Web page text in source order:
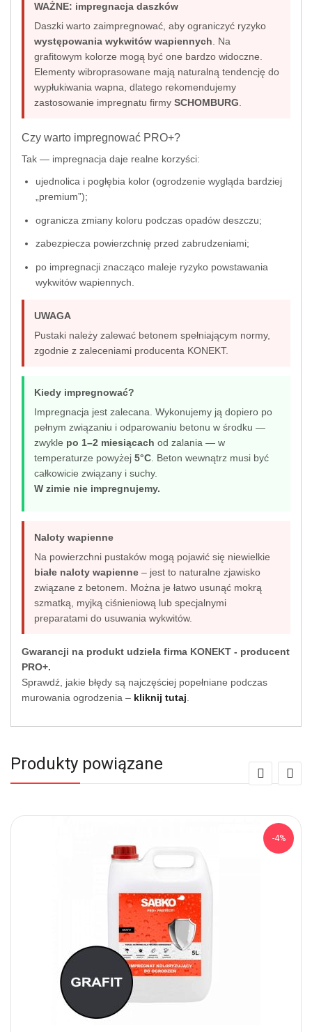
WAŻNE: impregnacja daszków
Daszki warto zaimpregnować, aby ograniczyć ryzyko
występowania wykwitów wapiennych . Na
grafitowym kolorze mogą być one bardzo widoczne.
Elementy wibroprasowane mają naturalną tendencję do
wypłukiwania wapna, dlatego rekomendujemy
zastosowanie impregnatu firmy SCHOMBURG
Czy warto impregnować PRO+?
Tak — impregnacja daje realne korzyści:
ujednolica i pogłębia kolor (ogrodzenie wygląda bardziej
„premium”);
ogranicza zmiany koloru podczas opadów deszczu;
zabezpiecza powierzchnię przed zabrudzeniami;
po impregnacji znacząco maleje ryzyko powstawania
wykwitów wapiennych.
UWAGA
Pustaki należy zalewać betonem spełniającym normy,
zgodnie z zaleceniami producenta KONEKT.
Kiedy impregnować?
Impregnacja jest zalecana. Wykonujemy ją dopiero po
pełnym związaniu i odparowaniu betonu w środku —
zwykle po 1–2 miesiącach od zalania — w
temperaturze powyżej 5°C . Beton wewnątrz musi być
całkowicie związany i suchy.
W zimie nie impregnujemy.
Naloty wapienne
Na powierzchni pustaków mogą pojawić się niewielkie
białe naloty wapienne – jest to naturalne zjawisko
związane z betonem. Można je łatwo usunąć mokrą
szmatką, myjką ciśnieniową lub specjalnymi
preparatami do usuwania wykwitów.
Gwarancji na produkt udziela firma KONEKT - producent
PRO+.
Sprawdź, jakie błędy są najczęściej popełniane podczas
murowania ogrodzenia – kliknij tutaj
Produkty powiązane
-4%